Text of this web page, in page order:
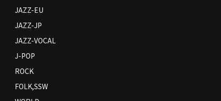
JAZZ-EU
JAZZ-JP
JAZZ-VOCAL
J-POP
ROCK
FOLK,SSW